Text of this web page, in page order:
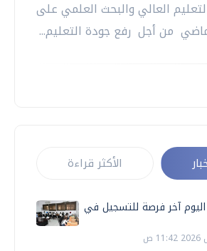
العالي والبحث العلمي على
من أجل رفع جودة التعليم...
الأكثر قراءة
اليوم آخر فرصة للتسجيل في